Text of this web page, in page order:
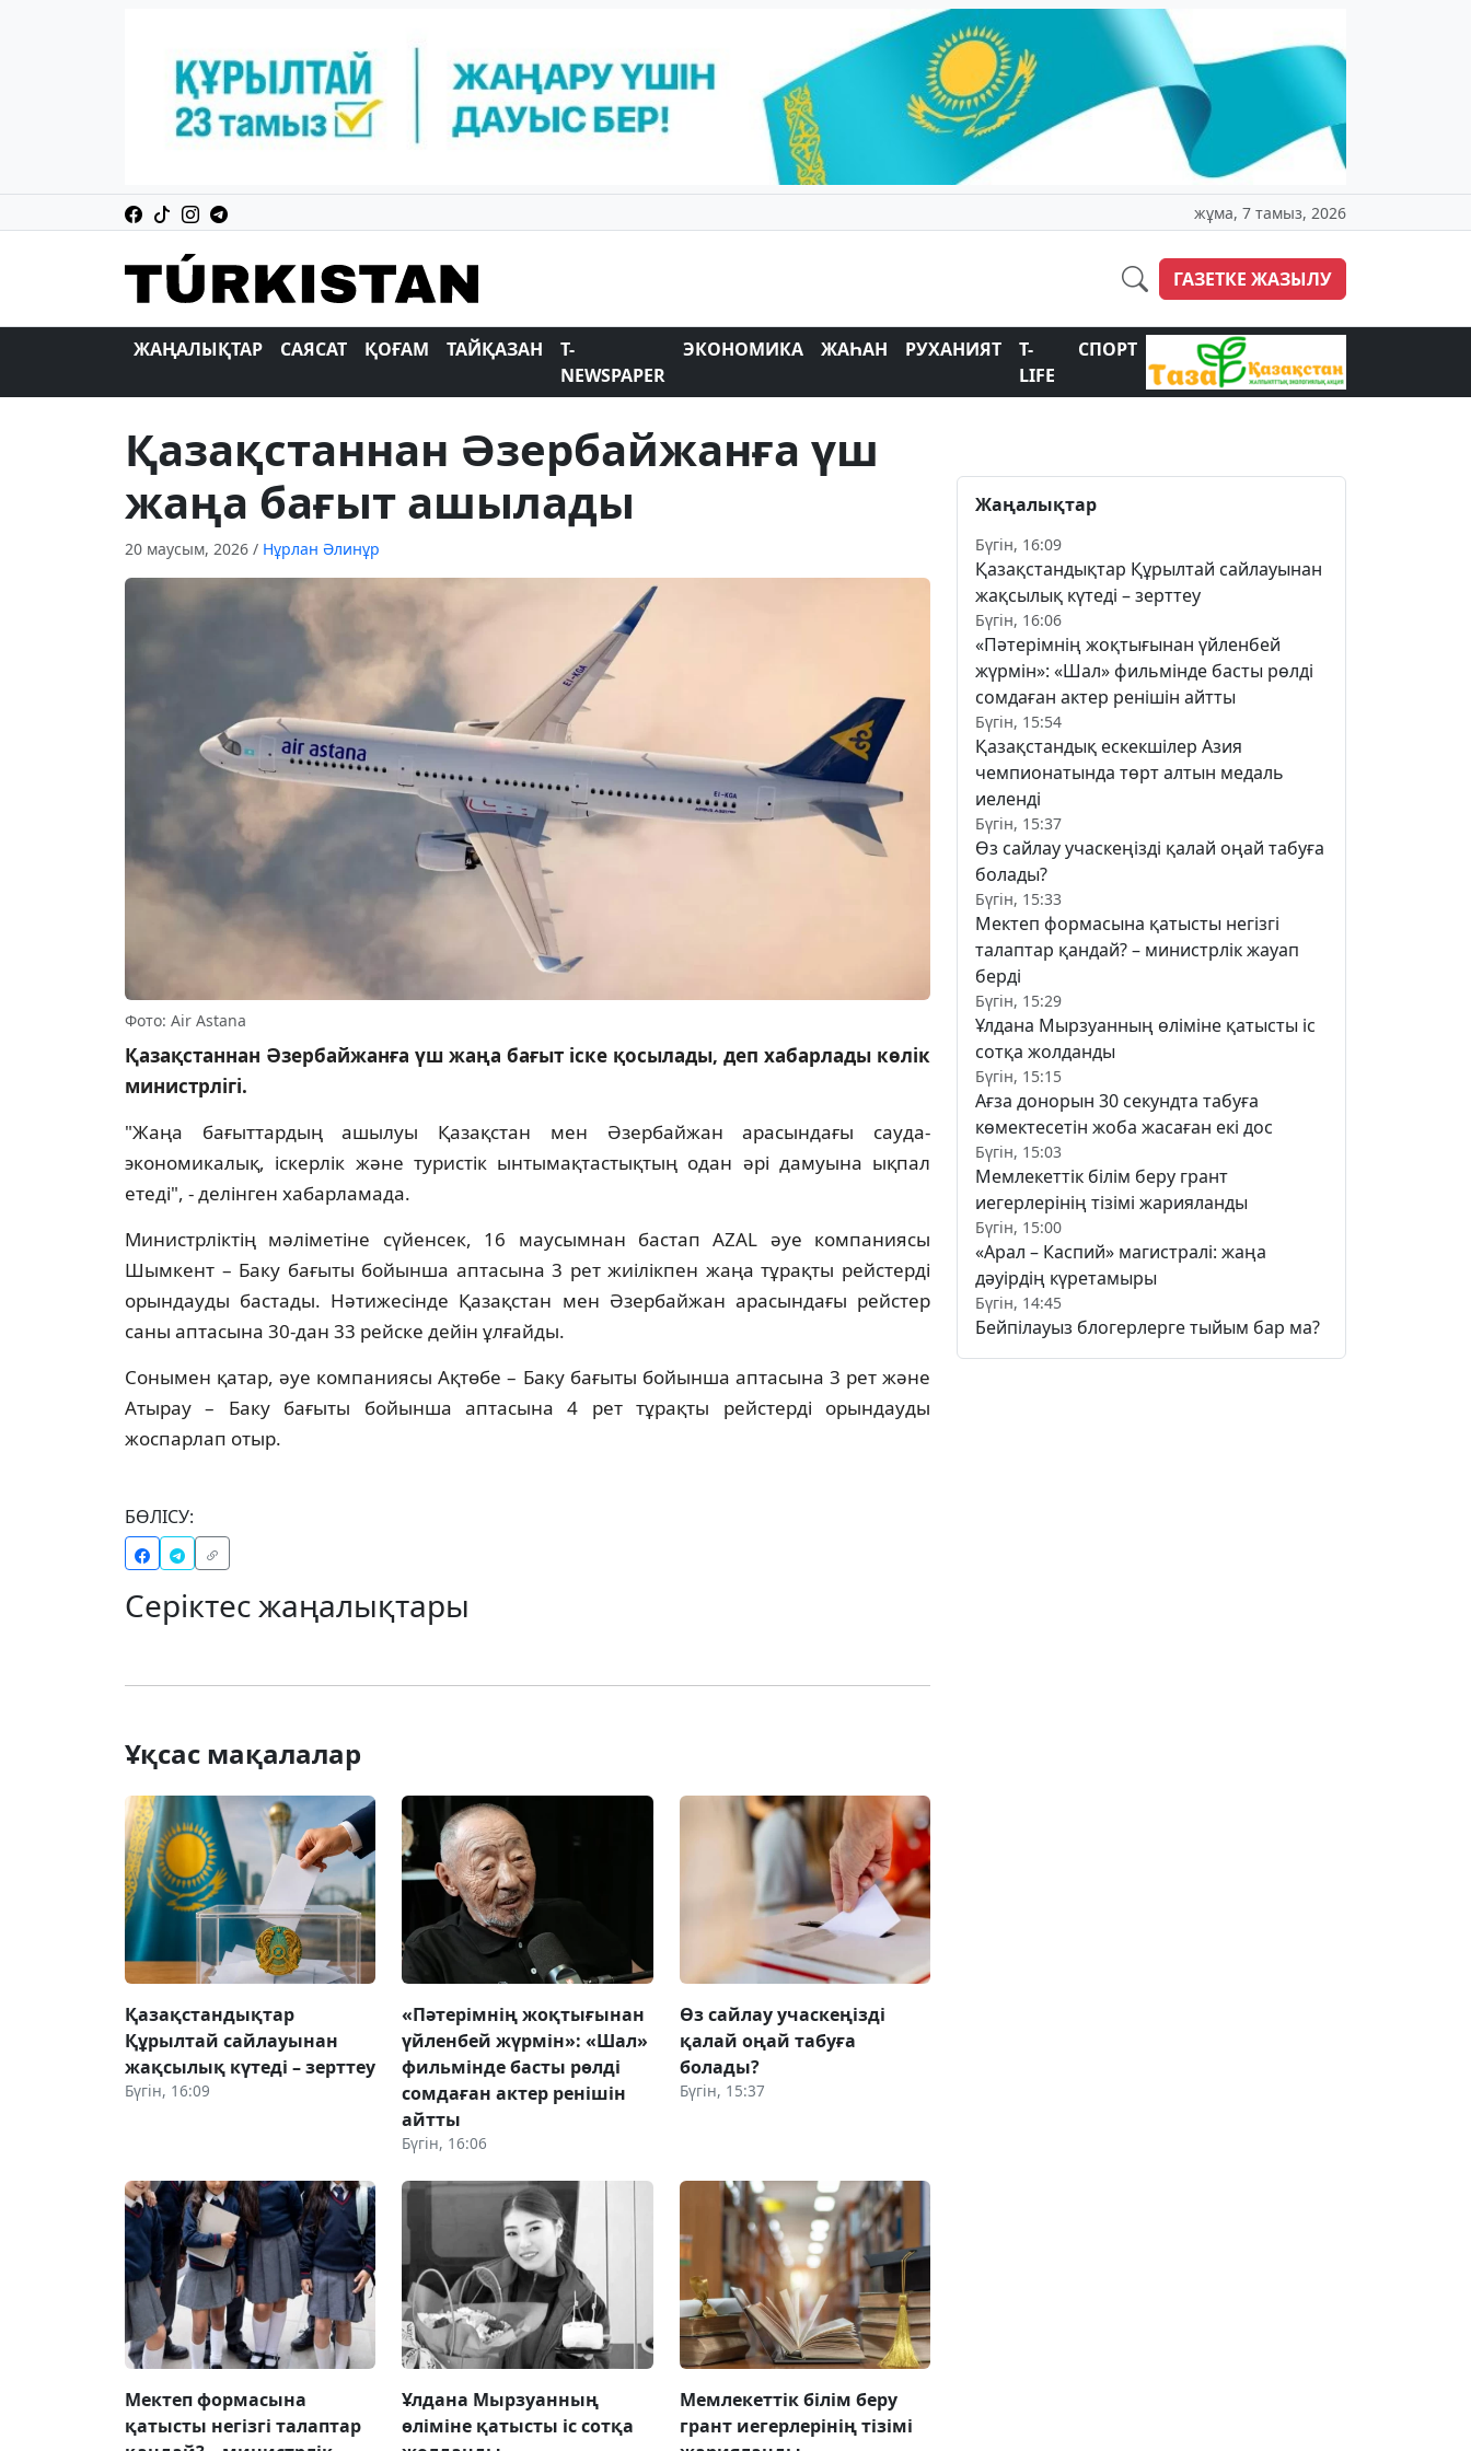
жұма, 7 тамыз, 2026
ГАЗЕТКЕ ЖАЗЫЛУ
ЖАҢАЛЫҚТАР САЯСАТ ҚОҒАМ ТАЙҚАЗАН
T-
NEWSPAPER
ЭКОНОМИКА ЖАҺАН РУХАНИЯТ
T-
LIFE
СПОРТ
Қазақстаннан Әзербайжанға үш
жаңа бағыт ашылады
20 маусым, 2026 / Нұрлан Әлинұр
Фото: Air Astana
Қазақстаннан Әзербайжанға үш жаңа бағыт іске қосылады, деп хабарлады көлік
министрлігі.
"Жаңа бағыттардың ашылуы Қазақстан мен Әзербайжан арасындағы сауда-
экономикалық, іскерлік және туристік ынтымақтастықтың одан әрі дамуына ықпал
етеді", - делінген хабарламада.
Министрліктің мәліметіне сүйенсек, 16 маусымнан бастап AZAL әуе компаниясы
Шымкент – Баку бағыты бойынша аптасына 3 рет жиілікпен жаңа тұрақты рейстерді
орындауды бастады. Нәтижесінде Қазақстан мен Әзербайжан арасындағы рейстер
саны аптасына 30-дан 33 рейске дейін ұлғайды.
Сонымен қатар, әуе компаниясы Ақтөбе – Баку бағыты бойынша аптасына 3 рет және
Атырау – Баку бағыты бойынша аптасына 4 рет тұрақты рейстерді орындауды
жоспарлап отыр.
БӨЛІСУ:
Серіктес жаңалықтары
Ұқсас мақалалар
Қазақстандықтар
Құрылтай сайлауынан
жақсылық күтеді – зерттеу
Бүгін, 16:09
«Пәтерімнің жоқтығынан
үйленбей жүрмін»: «Шал»
фильмінде басты рөлді
сомдаған актер ренішін
айтты
Бүгін, 16:06
Өз сайлау учаскеңізді
қалай оңай табуға
болады?
Бүгін, 15:37
Мектеп формасына
қатысты негізгі талаптар
Ұлдана Мырзуанның
өліміне қатысты іс сотқа
Мемлекеттік білім беру
грант иегерлерінің тізімі
Жаңалықтар
Бүгін, 16:09
Қазақстандықтар Құрылтай сайлауынан
жақсылық күтеді – зерттеу
Бүгін, 16:06
«Пәтерімнің жоқтығынан үйленбей
жүрмін»: «Шал» фильмінде басты рөлді
сомдаған актер ренішін айтты
Бүгін, 15:54
Қазақстандық ескекшілер Азия
чемпионатында төрт алтын медаль
иеленді
Бүгін, 15:37
Өз сайлау учаскеңізді қалай оңай табуға
болады?
Бүгін, 15:33
Мектеп формасына қатысты негізгі
талаптар қандай? – министрлік жауап
берді
Бүгін, 15:29
Ұлдана Мырзуанның өліміне қатысты іс
сотқа жолданды
Бүгін, 15:15
Ағза донорын 30 секундта табуға
көмектесетін жоба жасаған екі дос
Бүгін, 15:03
Мемлекеттік білім беру грант
иегерлерінің тізімі жарияланды
Бүгін, 15:00
«Арал – Каспий» магистралі: жаңа
дәуірдің күретамыры
Бүгін, 14:45
Бейпілауыз блогерлерге тыйым бар ма?